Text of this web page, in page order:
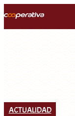
ACTUALIDAD